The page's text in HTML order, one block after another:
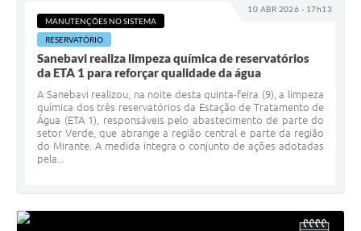
10 ABR 2026 - 17h13
MANUTENÇÕES NO SISTEMA
RESERVATÓRIO
Sanebavi realiza limpeza química de reservatórios
da ETA 1 para reforçar qualidade da água
A Sanebavi realizou, na noite desta quinta-feira (9), a limpeza
química dos três reservatórios da Estação de Tratamento de
Água (ETA 1), responsáveis pelo abastecimento de parte do
setor Verde, que abrange a região central e parte da região
do Mirante. A medida integra o conjunto de ações adotadas
pela...